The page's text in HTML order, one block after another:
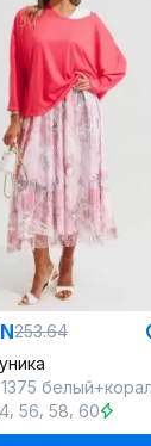
253.64
1375
,56 ,58 60